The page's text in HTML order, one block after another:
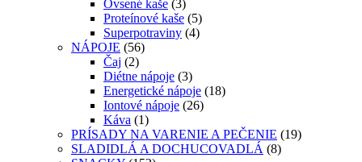
Ovsené kaše (3)
Proteínové kaše (5)
Superpotraviny (4)
NÁPOJE (56)
Čaj (2)
Diétne nápoje (3)
Energetické nápoje (18)
Iontové nápoje (26)
Káva (1)
PRÍSADY NA VARENIE A PEČENIE (19)
SLADIDLÁ A DOCHUCOVADLÁ (8)